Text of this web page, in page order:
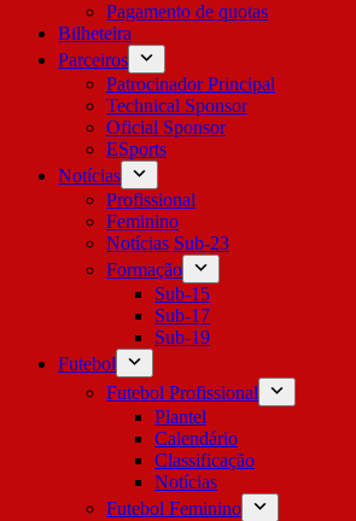
Pagamento de quotas
Bilheteira
Parceiros
Patrocinador Principal
Technical Sponsor
Oficial Sponsor
ESports
Notícias
Profissional
Feminino
Notícias Sub-23
Formação
Sub-15
Sub-17
Sub-19
Futebol
Futebol Profissional
Plantel
Calendário
Classificação
Notícias
Futebol Feminino